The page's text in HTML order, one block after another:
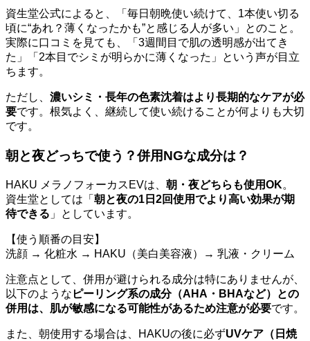
資生堂公式によると、「毎日朝晩使い続けて、1本使い切る
頃に“あれ？薄くなったかも”と感じる人が多い」とのこと。
実際に口コミを見ても、「3週間目で肌の透明感が出てき
た」「2本目でシミが明らかに薄くなった」という声が目立
ちます。
ただし、 濃いシミ・長年の色素沈着はより長期的なケアが必
要です。根気よく、継続して使い続けることが何よりも大切
です。
朝と夜どっちで使う？併用NGな成分は？
HAKU メラノフォーカスEVは、 朝・夜どちらも使用OK。
資生堂としては「 朝と夜の1日2回使用でより高い効果が期
待できる 」としています。
【使う順番の目安】
洗顔 → 化粧水 → HAKU（美白美容液）→ 乳液・クリーム
注意点として、併用が避けられる成分は特にありませんが、
以下のような ピーリング系の成分（AHA・BHAなど）との
併用は、肌が敏感になる可能性があるため注意が必要です。
また、朝使用する場合は、HAKUの後に必ずUVケア（日焼